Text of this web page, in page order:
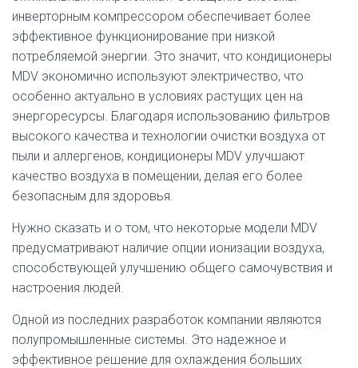
инверторным компрессором обеспечивает более
эффективное функционирование при низкой
потребляемой энергии. Это значит, что кондиционеры
MDV экономично используют электричество, что
особенно актуально в условиях растущих цен на
энергоресурсы. Благодаря использованию фильтров
высокого качества и технологии очистки воздуха от
пыли и аллергенов, кондиционеры MDV улучшают
качество воздуха в помещении, делая его более
безопасным для здоровья.
Нужно сказать и о том, что некоторые модели MDV
предусматривают наличие опции ионизации воздуха,
способствующей улучшению общего самочувствия и
настроения людей.
Одной из последних разработок компании являются
полупромышленные системы. Это надежное и
эффективное решение для охлаждения больших